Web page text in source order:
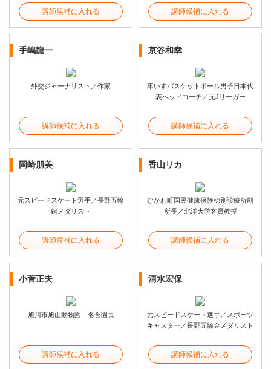
講師候補に入れる 講師候補に入れる
手嶋龍一
外交ジャーナリスト／作家
講師候補に入れる
京谷和幸
車いすバスケットボール男子日本代
表ヘッドコーチ／元Jリーガー
講師候補に入れる
岡崎朋美
元スピードスケート選手／長野五輪
銅メダリスト
講師候補に入れる
香山リカ
むかわ町国民健康保険穂別診療所副
所長／北洋大学客員教授
講師候補に入れる
小菅正夫
旭川市旭山動物園 名誉園長
講師候補に入れる
清水宏保
元スピードスケート選手／スポーツ
キャスター／長野五輪金メダリスト
講師候補に入れる